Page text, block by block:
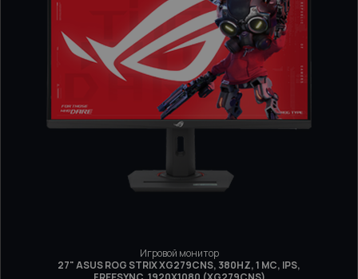
Игровой монитор
27" ASUS ROG STRIX XG279CNS, 380HZ, 1 МС, IPS,